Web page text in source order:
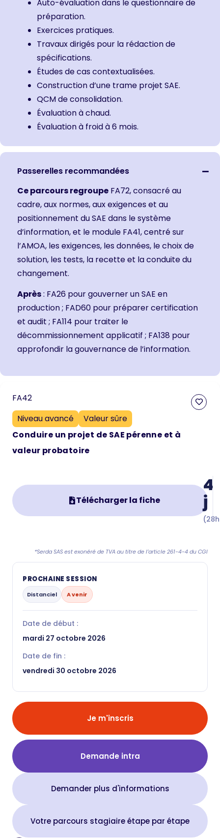
Auto-évaluation dans le questionnaire de
préparation.
Exercices pratiques.
Travaux dirigés pour la rédaction de
spécifications.
Études de cas contextualisées.
Construction d’une trame projet SAE.
QCM de consolidation.
Évaluation à chaud.
Évaluation à froid à 6 mois.
Passerelles recommandées
Ce parcours regroupe FA72, consacré au
cadre, aux normes, aux exigences et au
positionnement du SAE dans le système
d’information, et le module FA41, centré sur
l’AMOA, les exigences, les données, le choix de
solution, les tests, la recette et la conduite du
changement.
Après: FA26 pour gouverner un SAE en
production; FAD60 pour préparer certification
et audit ; FA114 pour traiter le
décommissionnement applicatif ; FA138 pour
approfondir la gouvernance de l’information.
FA42
Niveau avancé
Valeur sûre
Conduire un projet de SAE pérenne et à
valeur probatoire
Télécharger la fiche
4
j
*Serda SAS est exonéré de TVA au titre de l’article 261-4-4 du CGI
PROCHAINE SESSION
Distanciel A venir
Date de début :
mardi 27 octobre 2026
Date de fin :
vendredi 30 octobre 2026
Je m'inscris
Demande intra
Demander plus d'informations
Votre parcours stagiaire étape par étape